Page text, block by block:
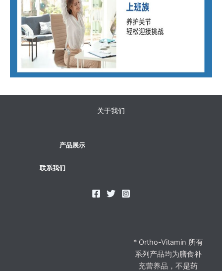
关于我们
产品展示
联系我们
* Ortho-Vitamin 所有
系列产品均为膳食补
充营养品，不是药